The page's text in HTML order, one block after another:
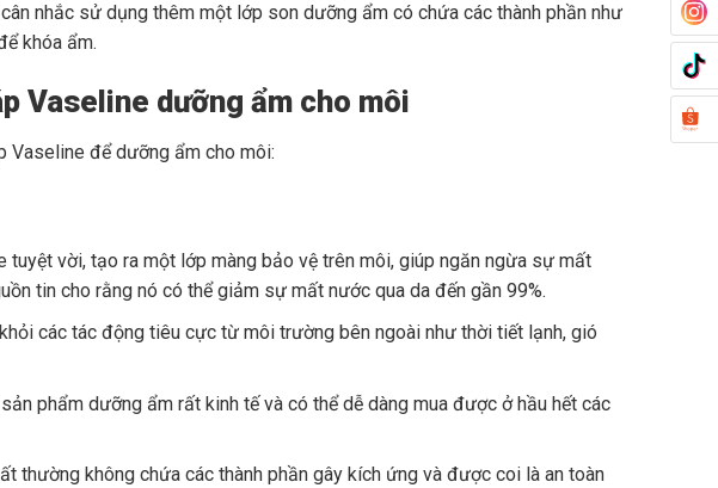
nhắc sử dụng thêm một lớp son dưỡng ẩm có chứa các thành phần như
khóa ẩm.
Vaseline dưỡng ẩm cho môi
để dưỡng ẩm cho môi:
vời, tạo ra một lớp màng bảo vệ trên môi, giúp ngăn ngừa sự mất
tin cho rằng nó có thể giảm sự mất nước qua da đến gần 99%.
các tác động tiêu cực từ môi trường bên ngoài như thời tiết lạnh, gió
phẩm dưỡng ẩm rất kinh tế và có thể dễ dàng mua được ở hầu hết các
thường không chứa các thành phần gây kích ứng và được coi là an toàn